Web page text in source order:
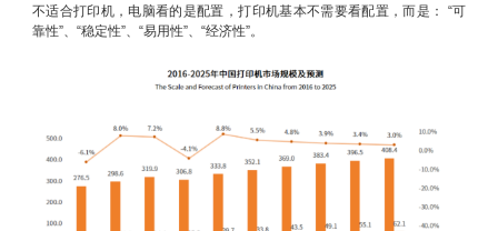
不适合打印机，电脑看的是配置，打印机基本不需要看配置，而是： “可
靠性”、“稳定性”、“易用性”、“经济性”。